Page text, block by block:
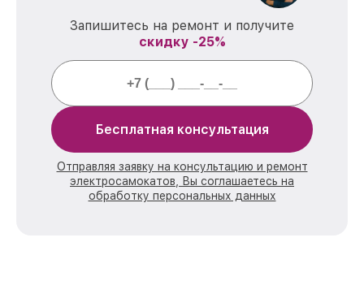
Запишитесь на ремонт и получите
скидку -25%
Бесплатная консультация
Отправляя заявку на консультацию и ремонт
электросамокатов, Вы соглашаетесь на
обработку персональных данных